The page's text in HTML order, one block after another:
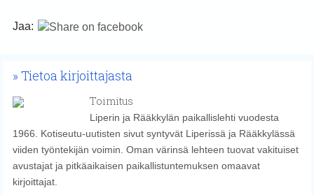
Jaa:
Tietoa kirjoittajasta
Toimitus
Liperin ja Rääkkylän paikallislehti vuodesta
1966. Kotiseutu-uutisten sivut syntyvät Liperissä ja Rääkkylässä
viiden työntekijän voimin. Oman värinsä lehteen tuovat vakituiset
avustajat ja pitkäaikaisen paikallistuntemuksen omaavat
kirjoittajat.